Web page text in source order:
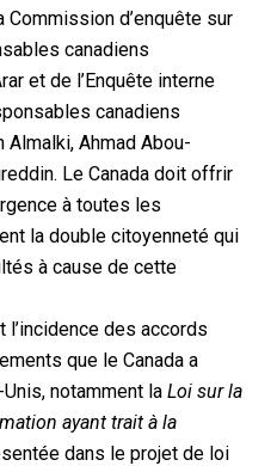
d’enquête sur
canadiens
et de l’Enquête interne
canadiens
Ahmad Abou-
Le Canada doit offrir
à toutes les
la double citoyenneté qui
à cause de cette
l’incidence des accords
que le Canada a
notamment la Loi sur la
ayant trait à la
dans le projet de loi